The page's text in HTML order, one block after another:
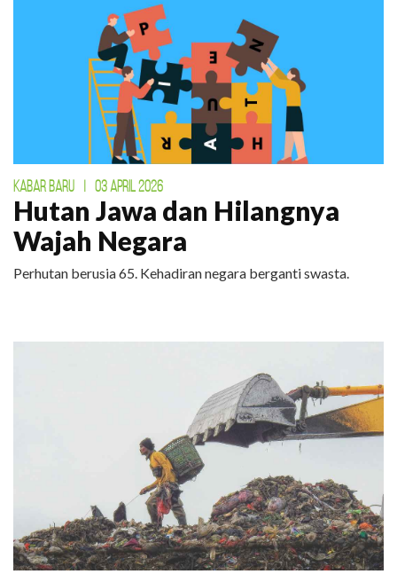
KABAR BARU 03 APRIL 2026
Hutan Jawa dan Hilangnya
Wajah Negara
Perhutan berusia 65. Kehadiran negara berganti swasta.